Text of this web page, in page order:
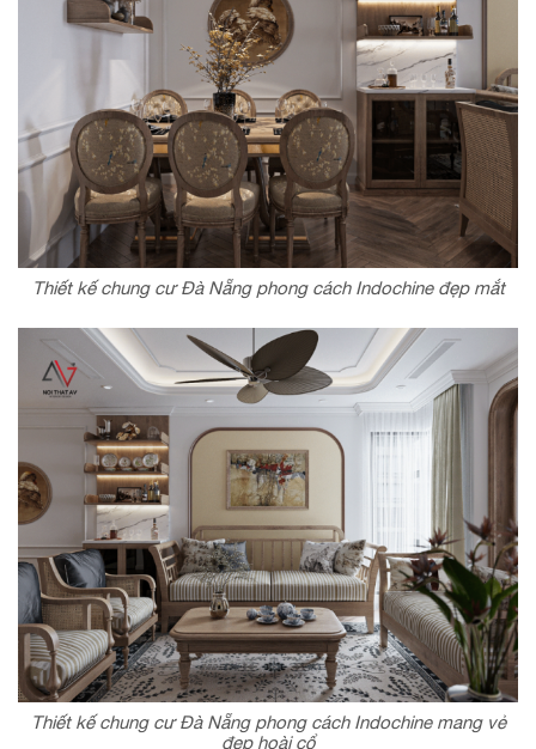
Thiết kế chung cư Đà Nẵng phong cách Indochine đẹp mắt
Thiết kế chung cư Đà Nẵng phong cách Indochine mang vẻ
đẹp hoài cổ